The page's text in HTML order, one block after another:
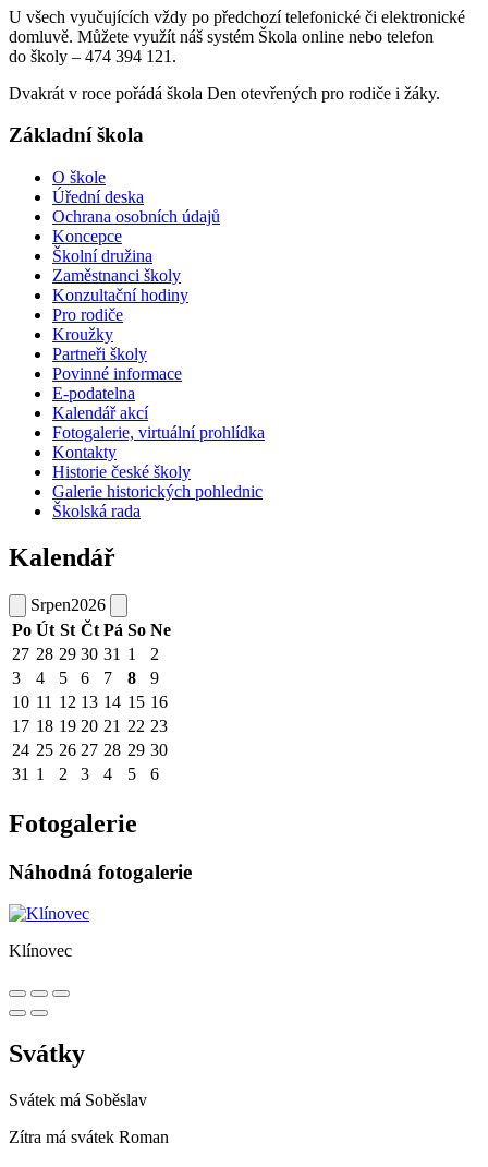
U všech vyučujících vždy po předchozí telefonické či elektronické
domluvě. Můžete využít náš systém Škola online nebo telefon
do školy – 474 394 121.
Dvakrát v roce pořádá škola Den otevřených pro rodiče i žáky.
Základní škola
O škole
Úřední deska
Ochrana osobních údajů
Koncepce
Školní družina
Zaměstnanci školy
Konzultační hodiny
Pro rodiče
Kroužky
Partneři školy
Povinné informace
E-podatelna
Kalendář akcí
Fotogalerie, virtuální prohlídka
Kontakty
Historie české školy
Galerie historických pohlednic
Školská rada
Kalendář
Srpen2026
Po Út St Čt Pá So Ne
27 28 29 30 31 1
2
3
4 5 6 7 8
9
10 11 12 13 14 15 16
17 18 19 20 21 22 23
24 25 26 27 28 29 30
31 1 2 3 4 5 6
Fotogalerie
Náhodná fotogalerie
Klínovec
Svátky
Svátek má Soběslav
Zítra má svátek Roman